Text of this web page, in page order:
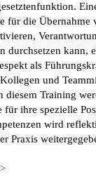
für die Übernahme
durchsetzen kann,
als
und
Training
für ihre spezielle
wird
Praxis